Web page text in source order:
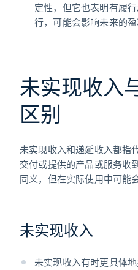
定性，但它也表明有履
行，可能会影响未来的盈
未实现收入
区别
未实现收入和递延收入都指
交付或提供的产品或服务收
同义，但在实际使用中可能
未实现收入
未实现收入有时更具体